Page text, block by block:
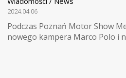
2024.04.06
Podczas Poznań Motor Show
nowego kampera Marco Polo i